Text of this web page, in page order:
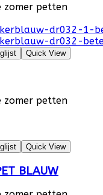
zomer petten
Quick View
zomer petten
Quick View
BLAUW